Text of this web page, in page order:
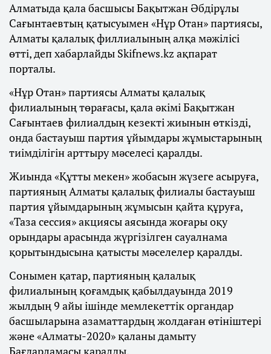
Алматыда қала басшысы Бақытжан Әбдірұлы
Сағынтаевтың қатысуымен «Нұр Отан» партиясы,
Алматы қалалық филлиалының алқа мәжілісі
өтті, деп хабарлайды Skifnews.kz ақпарат
порталы.
«Нұр Отан» партиясы Алматы қалалық
филиалының төрағасы, қала әкімі Бақытжан
Сағынтаев филиалдың кезекті жиынын өткізді,
онда бастауыш партия ұйымдары жұмыстарының
тиімділігін арттыру мәселесі қаралды.
Жиында «Құтты мекен» жобасын жүзеге асыруға,
партияның Алматы қалалық филиалы бастауыш
партия ұйымдарының жұмысын қайта құруға,
«Таза сессия» акциясы аясында жоғары оқу
орындары арасында жүргізілген сауалнама
қорытындысына қатысты мәселелер қаралды.
Сонымен қатар, партияның қалалық
филиалының қоғамдық қабылдауында 2019
жылдың 9 айы ішінде мемлекеттік органдар
басшыларына азаматтардың жолдаған өтініштері
және «Алматы-2020» қаланы дамыту
Бағдарламасы қаралды.